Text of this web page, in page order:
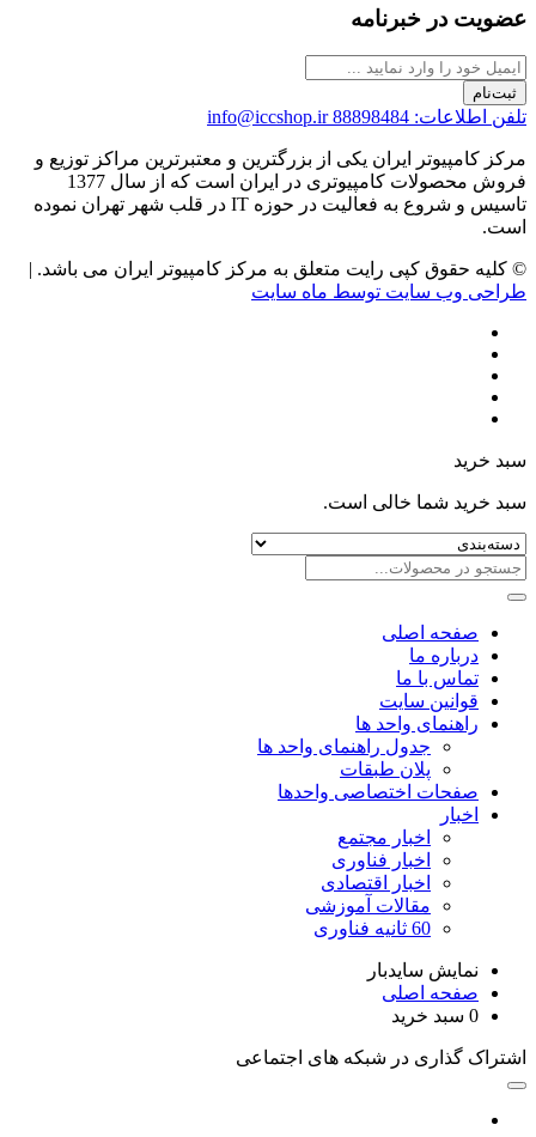
عضویت در خبرنامه
ثبت‌نام
تلفن اطلاعات: 88898484 info@iccshop.ir
مرکز کامپیوتر ایران یکی از بزرگترین و معتبرترین مراکز توزیع و
فروش محصولات کامپیوتری در ایران است که از سال 1377
تاسیس و شروع به فعالیت در حوزه IT در قلب شهر تهران نموده
است.
© کلیه حقوق کپی رایت متعلق به مرکز کامپیوتر ایران می باشد. |
طراحی وب سایت توسط ماه سایت
سبد خرید
سبد خرید شما خالی است.
صفحه اصلی
درباره ما
تماس با ما
قوانین سایت
راهنمای واحد ها
جدول راهنمای واحد ها
پلان طبقات
صفحات اختصاصی واحدها
اخبار
اخبار مجتمع
اخبار فناوری
اخبار اقتصادی
مقالات آموزشی
60 ثانیه فناوری
نمایش سایدبار
صفحه اصلی
0 سبد خرید
اشتراک گذاری در شبکه های اجتماعی